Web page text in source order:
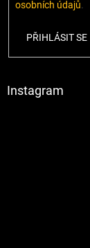
osobních údajů.
PŘIHLÁSIT SE
Instagram